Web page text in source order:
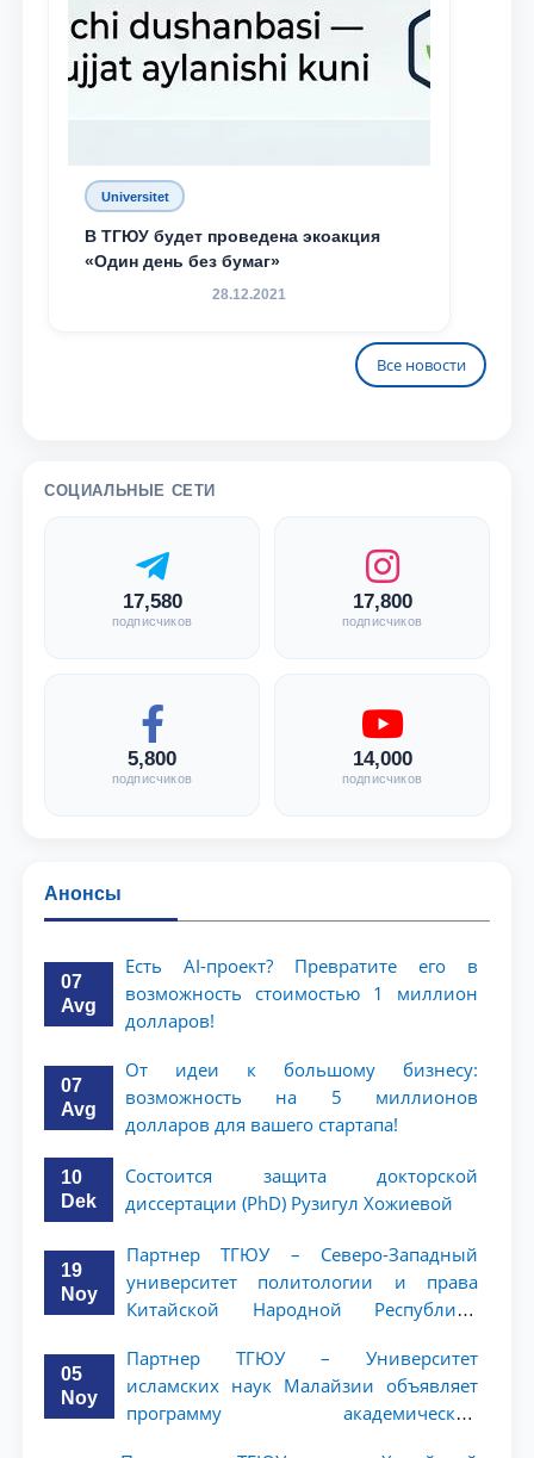
Universitet
В ТГЮУ будет проведена экоакция
«Один день без бумаг»
28.12.2021
Все новости
СОЦИАЛЬНЫЕ СЕТИ
17,580
подписчиков
17,800
подписчиков
5,800
подписчиков
14,000
подписчиков
Анонсы
07
Avg
Есть AI-проект? Превратите его в
возможность стоимостью 1 миллион
долларов!
07
Avg
От идеи к большому бизнесу:
возможность на 5 миллионов
долларов для вашего стартапа!
10
Dek
Состоится защита докторской
диссертации (PhD) Рузигул Xoжиевой
19
Noy
Партнер ТГЮУ – Северо-Западный
университет политологии и права
Китайской Народной Республики
академической мобильности для
студентов 2–3 курсов
05
Noy
Партнер ТГЮУ – Университет
исламских наук Малайзии объявляет
программу академической